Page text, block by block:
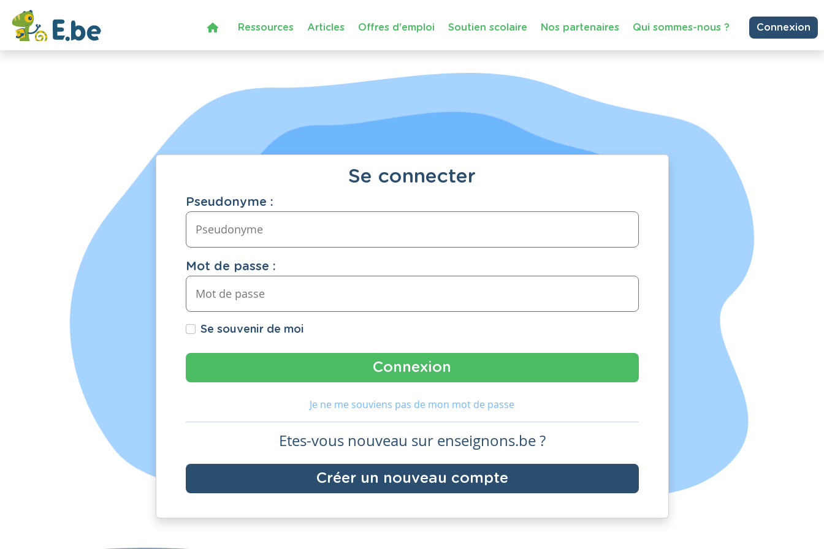
Ressources Articles Offres d'emploi Soutien scolaire Nos partenaires Qui sommes-nous ? Connexion
Se connecter
Pseudonyme :
Mot de passe :
Se souvenir de moi
Je ne me souviens pas de mon mot de passe
Etes-vous nouveau sur enseignons.be ?
Créer un nouveau compte